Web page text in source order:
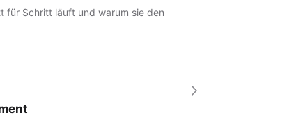
für Schritt läuft und warum sie den